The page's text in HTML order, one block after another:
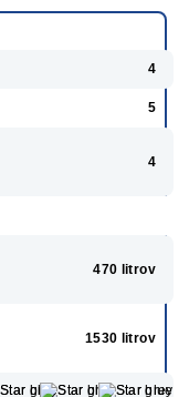
4
5
4
470 litrov
1530 litrov